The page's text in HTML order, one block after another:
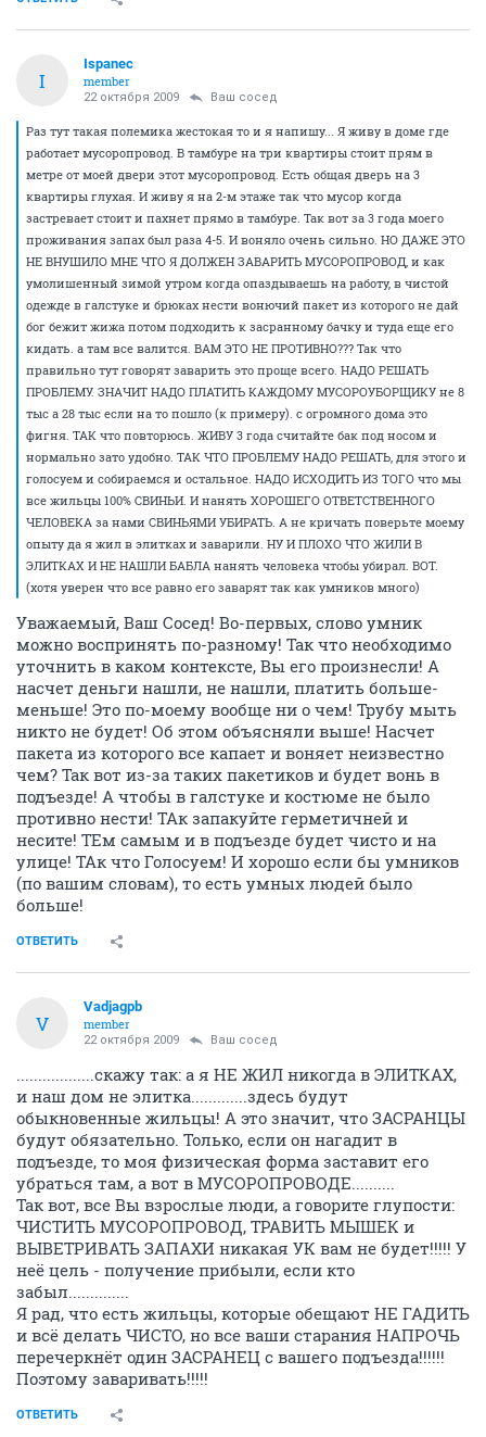
Так что правильно тут говорят заварить это проще
всего. НАДО РЕШАТЬ ПРОБЛЕМУ. ЗНАЧИТ НАДО
ПЛАТИТЬ КАЖДОМУ МУСОРОУБОРЩИКУ не 8 тыс а
28 тыс если на то пошло (к примеру). с огромного
дома это фигня. ТАК что повторюсь. ЖИВУ 3 года
считайте бак под носом и нормально зато удобно.
ТАК ЧТО ПРОБЛЕМУ НАДО РЕШАТЬ, для этого и
голосуем и собираемся и остальное. НАДО
ИСХОДИТЬ ИЗ ТОГО что мы все жильцы 100%
СВИНЬИ. И нанять ХОРОШЕГО ОТВЕТСТВЕННОГО
ЧЕЛОВЕКА за нами СВИНЬЯМИ УБИРАТЬ. А не
кричать поверьте моему опыту да я жил в элитках и
заварили. НУ И ПЛОХО ЧТО ЖИЛИ В ЭЛИТКАХ И НЕ
НАШЛИ БАБЛА нанять человека чтобы убирал. ВОТ.
(хотя уверен что все равно его заварят так как
умников много)
ОТВЕТИТЬ
I
Ispanec
member
22 октября 2009 Ваш сосед
Раз тут такая полемика жестокая то и я напишу... Я живу в доме где
работает мусоропровод. В тамбуре на три квартиры стоит прям в
метре от моей двери этот мусоропровод. Есть общая дверь на 3
квартиры глухая. И живу я на 2-м этаже так что мусор когда
застревает стоит и пахнет прямо в тамбуре. Так вот за 3 года моего
проживания запах был раза 4-5. И воняло очень сильно. НО ДАЖЕ ЭТО
НЕ ВНУШИЛО МНЕ ЧТО Я ДОЛЖЕН ЗАВАРИТЬ МУСОРОПРОВОД, и как
умолишенный зимой утром когда опаздываешь на работу, в чистой
одежде в галстуке и брюках нести вонючий пакет из которого не дай
бог бежит жижа потом подходить к засранному бачку и туда еще его
кидать. а там все валится. ВАМ ЭТО НЕ ПРОТИВНО??? Так что
правильно тут говорят заварить это проще всего. НАДО РЕШАТЬ
ПРОБЛЕМУ. ЗНАЧИТ НАДО ПЛАТИТЬ КАЖДОМУ МУСОРОУБОРЩИКУ не 8
тыс а 28 тыс если на то пошло (к примеру). с огромного дома это
фигня. ТАК что повторюсь. ЖИВУ 3 года считайте бак под носом и
нормально зато удобно. ТАК ЧТО ПРОБЛЕМУ НАДО РЕШАТЬ, для этого и
голосуем и собираемся и остальное. НАДО ИСХОДИТЬ ИЗ ТОГО что мы
все жильцы 100% СВИНЬИ. И нанять ХОРОШЕГО ОТВЕТСТВЕННОГО
ЧЕЛОВЕКА за нами СВИНЬЯМИ УБИРАТЬ. А не кричать поверьте моему
ЭЛИТКАХ И НЕ НАШЛИ БАБЛА нанять человека чтобы убирал. ВОТ.
Уважаемый, Ваш Сосед! Во-первых, слово умник
можно воспринять по-разному! Так что необходимо
уточнить в каком контексте, Вы его произнесли! А
меньше! Это по-моему вообще ни о чем! Трубу мыть
никто не будет! Об этом объясняли выше! Насчет
пакета из которого все капает и воняет неизвестно
чем? Так вот из-за таких пакетиков и будет вонь в
подъезде! А чтобы в галстуке и костюме не было
противно нести! ТАк запакуйте герметичней и
несите! ТЕм самым и в подъезде будет чисто и на
улице! ТАк что Голосуем! И хорошо если бы умников
(по вашим словам), то есть умных людей было
больше!
ОТВЕТИТЬ
Vadjagpb
22 октября 2009